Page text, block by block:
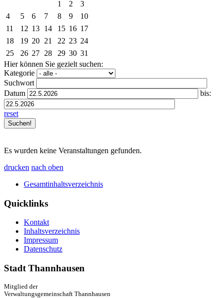
1
2
3
4
5 6 7 8 9
10
11
12 13 14 15 16 17
18
19 20 21 22 23 24
25
26 27 28 29 30 31
Hier können Sie gezielt suchen:
Kategorie
Suchwort
Datum
bis:
reset
Es wurden keine Veranstaltungen gefunden.
drucken nach oben
Gesamtinhaltsverzeichnis
Quicklinks
Kontakt
Inhaltsverzeichnis
Impressum
Datenschutz
Stadt Thannhausen
Mitglied der
Verwaltungsgemeinschaft Thannhausen